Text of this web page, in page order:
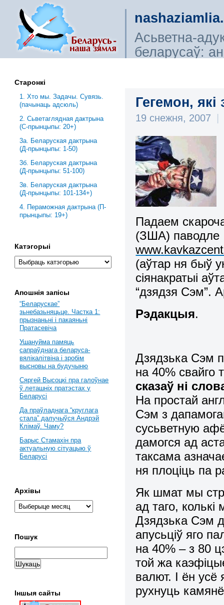
Асьветна-
беларусаў:
Гегемон,
19 снежня, 2007 |
Падаем
(ЗША) паводле
www.
(аўтар ня быў
сіянакратыі
“дзядзя Сэм”.
Рэдакцыя.
Дзядзька Сэм
на 40% свайго
сказаў ні
На простай
Сэм з
сусьветную
дамогся ад
таксама
ня плоціць па
Як шмат мы
ад таго,
Дзядзька Сэм
апусьціў яго
на 40% – з 80
той жа
валют. І ён
рухнуць
Старонкі
1. Хто мы. Задачы. Сувязь.
(пачынаць адсюль)
2. Сьветаглядная дактрына
(С-прынцыпы: 20+)
3a. Беларуская дактрына
(Д-прынцыпы: 1-50)
3б. Беларуская дактрына
(Д-прынцыпы: 51-100)
3в. Беларуская дактрына
(Д-прынцыпы: 101-134+)
4. Пераможная дактрына (П-
прынцыпы: 19+)
Катэгорыі
Апошнія запісы
“Беларускае”
зьнебазьняцьце. Частка 1:
прызнаньні і пакаяньні
Пратасевіча
Ушануйма памяць
сапраўднага беларуса-
вялікалітвіна і зробім
высновы на будучыню
Сяргей Высоцкі пра галоўнае
ў леташніх пратэстах у
Беларусі
Да праўладнага “круглага
стала” далучыўся Андрэй
Клімаў. Чаму?
Барыс Стамахін пра
актуальную сітуацыю ў
Беларусі
Архівы
Пошук
Іншыя сайты